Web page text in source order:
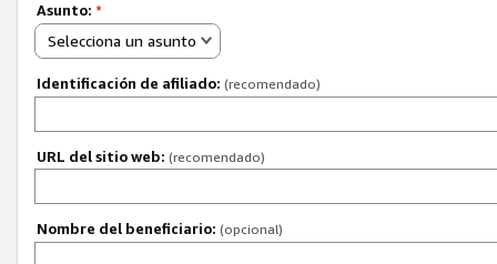
Asunto: *
Selecciona un asunto
Identificación de afiliado: (recomendado)
URL del sitio web: (recomendado)
Nombre del beneficiario: (opcional)